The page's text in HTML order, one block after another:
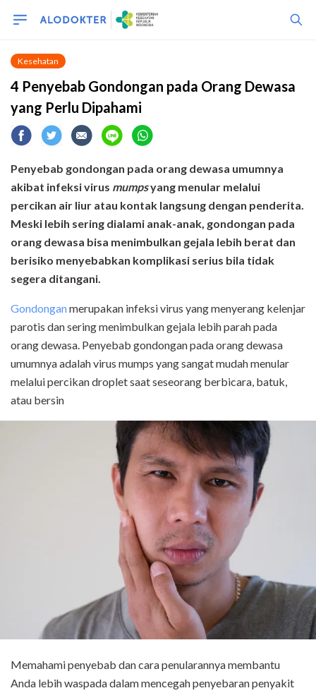
Kesehatan
4 Penyebab Gondongan pada Orang Dewasa
yang Perlu Dipahami
Penyebab gondongan pada orang dewasa umumnya
akibat infeksi virus mumpsyang menular melalui
percikan air liur atau kontak langsung dengan penderita.
Meski lebih sering dialami anak-anak, gondongan pada
orang dewasa bisa menimbulkan gejala lebih berat dan
berisiko menyebabkan komplikasi serius bila tidak
segera ditangani.
Gondonganmerupakan infeksi virus yang menyerang kelenjar
parotis dan sering menimbulkan gejala lebih parah pada
orang dewasa. Penyebab gondongan pada orang dewasa
umumnya adalah virus mumps yang sangat mudah menular
melalui percikan droplet saat seseorang berbicara, batuk,
atau bersin
Memahami penyebab dan cara penularannya membantu
Anda lebih waspada dalam mencegah penyebaran penyakit